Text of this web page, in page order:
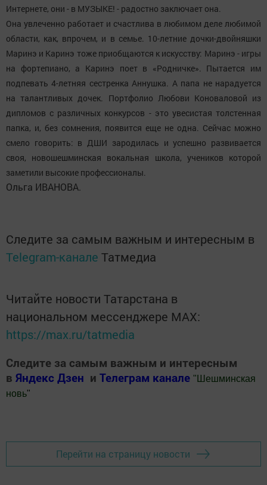
Интернете, они - в МУЗЫКЕ! - радостно заключает она.
Она увлеченно работает и счастлива в любимом деле любимой
области, как, впрочем, и в семье. 10-летние дочки-двойняшки
Маринэ и Каринэ тоже приобщаются к искусству: Маринэ - игры
на фортепиано, а Каринэ поет в «Родничке». Пытается им
подпевать 4-летняя сестренка Аннушка. А папа не нарадуется
на талантливых дочек. Портфолио Любови Коноваловой из
дипломов с различных конкурсов - это увесистая толстенная
папка, и, без сомнения, появится еще не одна. Сейчас можно
смело говорить: в ДШИ зародилась и успешно развивается
своя, новошешминская вокальная школа, учеников которой
заметили высокие профессионалы.
Ольга ИВАНОВА.
Следите за самым важным и интересным в
Telegram-канале Татмедиа
Читайте новости Татарстана в
национальном мессенджере MАХ:
https://max.ru/tatmedia
Следите за самым важным и интересным
в Яндекс Дзен и Телеграм канале " Шешминская
новь"
Перейти на страницу новости